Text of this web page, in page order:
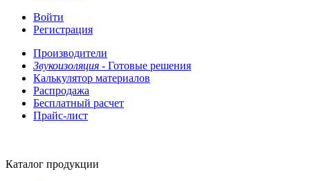
Войти
Регистрация
Производители
Звукоизоляция - Готовые решения
Калькулятор материалов
Распродажа
Бесплатный расчет
Прайс-лист
Каталог продукции